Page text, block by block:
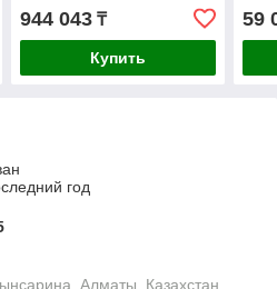
944 043₸
Купить
59
год
Алматы, Казахстан